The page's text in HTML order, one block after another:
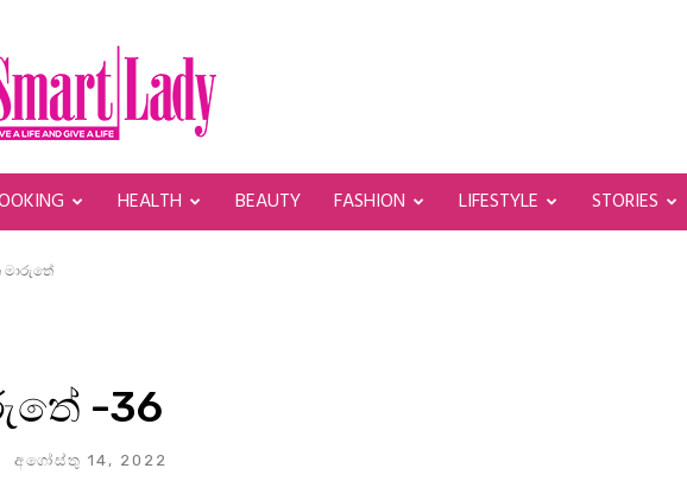
HEALTH BEAUTY FASHION LIFESTYLE STORIES
මාරුතේ
-36
අගෝස්තු 14, 2022